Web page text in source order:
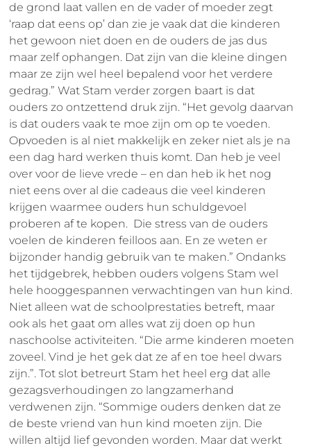
de grond laat vallen en de vader of moeder zegt
‘raap dat eens op’ dan zie je vaak dat die kinderen
het gewoon niet doen en de ouders de jas dus
maar zelf ophangen. Dat zijn van die kleine dingen
maar ze zijn wel heel bepalend voor het verdere
gedrag.” Wat Stam verder zorgen baart is dat
ouders zo ontzettend druk zijn. “Het gevolg daarvan
is dat ouders vaak te moe zijn om op te voeden.
Opvoeden is al niet makkelijk en zeker niet als je na
een dag hard werken thuis komt. Dan heb je veel
over voor de lieve vrede – en dan heb ik het nog
niet eens over al die cadeaus die veel kinderen
krijgen waarmee ouders hun schuldgevoel
proberen af te kopen. Die stress van de ouders
voelen de kinderen feilloos aan. En ze weten er
bijzonder handig gebruik van te maken.” Ondanks
het tijdgebrek, hebben ouders volgens Stam wel
hele hooggespannen verwachtingen van hun kind.
Niet alleen wat de schoolprestaties betreft, maar
ook als het gaat om alles wat zij doen op hun
naschoolse activiteiten. “Die arme kinderen moeten
zoveel. Vind je het gek dat ze af en toe heel dwars
zijn.”. Tot slot betreurt Stam het heel erg dat alle
gezagsverhoudingen zo langzamerhand
verdwenen zijn. “Sommige ouders denken dat ze
de beste vriend van hun kind moeten zijn. Die
willen altijd lief gevonden worden. Maar dat werkt